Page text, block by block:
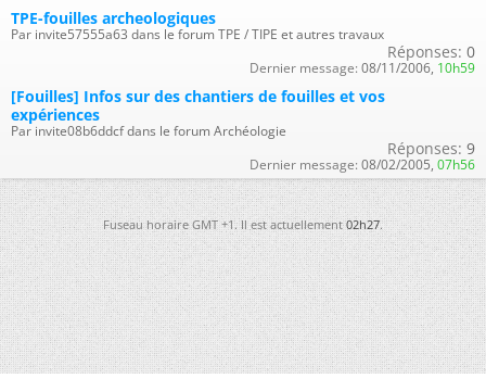
TPE-fouilles archeologiques
Par invite57555a63 dans le forum TPE / TIPE et autres travaux
Réponses: 0
Dernier message: 08/11/2006, 10h59
[Fouilles] Infos sur des chantiers de fouilles et vos
expériences
Par invite08b6ddcf dans le forum Archéologie
Réponses: 9
Dernier message: 08/02/2005, 07h56
Fuseau horaire GMT +1. Il est actuellement02h27.